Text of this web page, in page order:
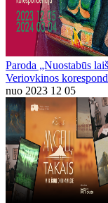
Paroda „Nuostabūs
Veriovkinos
nuo 2023 12 05